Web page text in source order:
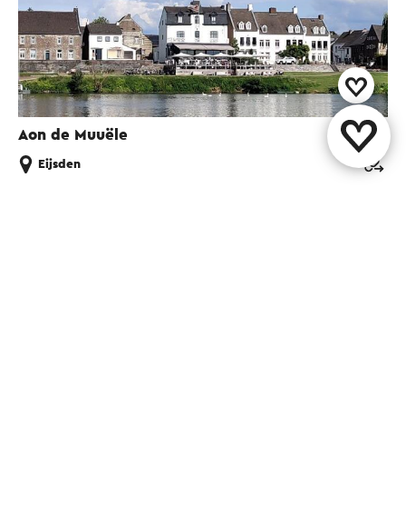
Aon de Muuële
Eijsden